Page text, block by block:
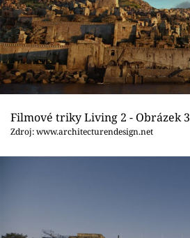
Filmové triky Living 2 - Obrázek 3
Zdroj: www.architecturendesign.net